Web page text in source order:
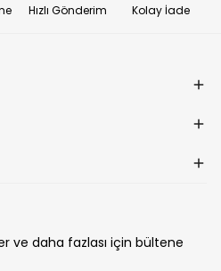
Hızlı Gönderim Kolay İade
ve daha fazlası için bültene